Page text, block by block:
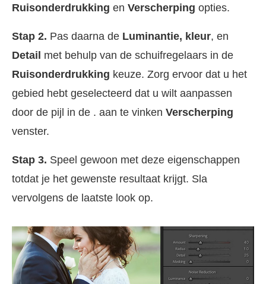
Ruisonderdrukking en Verscherping opties.
Stap 2. Pas daarna de Luminantie, kleur, en
Detail met behulp van de schuifregelaars in de
Ruisonderdrukking keuze. Zorg ervoor dat u het
gebied hebt geselecteerd dat u wilt aanpassen
door de pijl in de . aan te vinken Verscherping
venster.
Stap 3. Speel gewoon met deze eigenschappen
totdat je het gewenste resultaat krijgt. Sla
vervolgens de laatste look op.